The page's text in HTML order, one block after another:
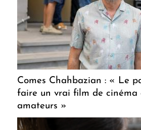
Comes Chahbazian : « Le
faire un vrai film de cinéma
amateurs »